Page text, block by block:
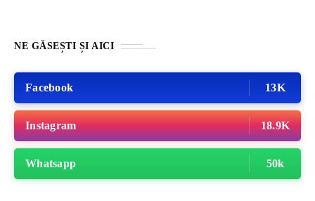
NE GĂSEȘTI ȘI AICI
Facebook 13K
Instagram 18.9K
Whatsapp 50k